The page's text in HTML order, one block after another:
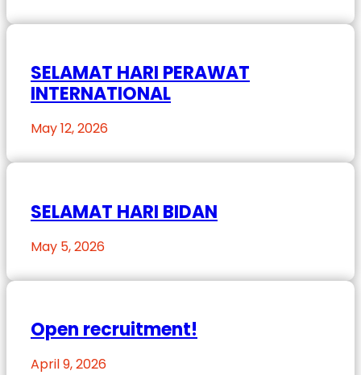
SELAMAT HARI PERAWAT
INTERNATIONAL
May 12, 2026
SELAMAT HARI BIDAN
May 5, 2026
Open recruitment!
April 9, 2026